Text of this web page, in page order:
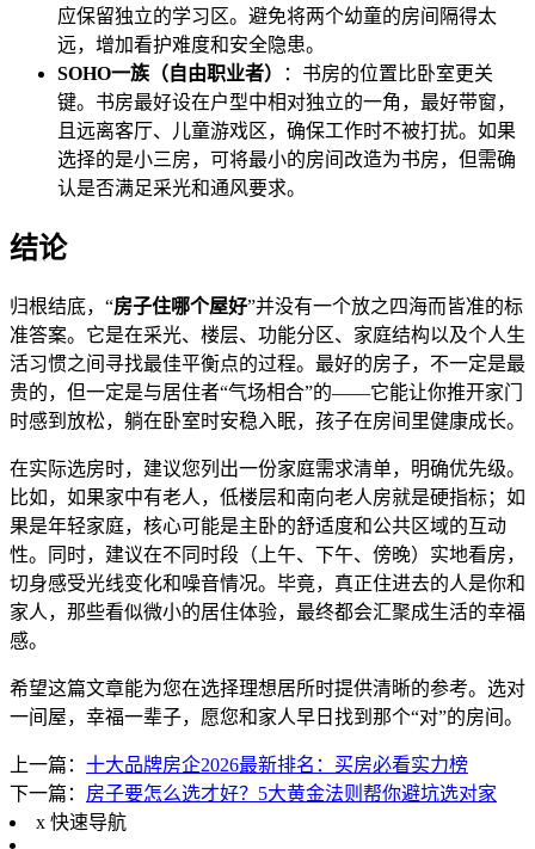
应保留独立的学习区。避免将两个幼童的房间隔得太
远，增加看护难度和安全隐患。
SOHO一族（自由职业者）
：书房的位置比卧室更关
键。书房最好设在户型中相对独立的一角，最好带窗，
且远离客厅、儿童游戏区，确保工作时不被打扰。如果
选择的是小三房，可将最小的房间改造为书房，但需确
认是否满足采光和通风要求。
结论
归根结底，“房子住哪个屋好”并没有一个放之四海而皆准的标
准答案。它是在采光、楼层、功能分区、家庭结构以及个人生
活习惯之间寻找最佳平衡点的过程。最好的房子，不一定是最
贵的，但一定是与居住者“气场相合”的——它能让你推开家门
时感到放松，躺在卧室时安稳入眠，孩子在房间里健康成长。
在实际选房时，建议您列出一份家庭需求清单，明确优先级。
比如，如果家中有老人，低楼层和南向老人房就是硬指标；如
果是年轻家庭，核心可能是主卧的舒适度和公共区域的互动
性。同时，建议在不同时段（上午、下午、傍晚）实地看房，
切身感受光线变化和噪音情况。毕竟，真正住进去的人是你和
家人，那些看似微小的居住体验，最终都会汇聚成生活的幸福
感。
希望这篇文章能为您在选择理想居所时提供清晰的参考。选对
一间屋，幸福一辈子，愿您和家人早日找到那个“对”的房间。
上一篇： 十大品牌房企2026最新排名：买房必看实力榜
下一篇： 房子要怎么选才好？5大黄金法则帮你避坑选对家
x 快速导航